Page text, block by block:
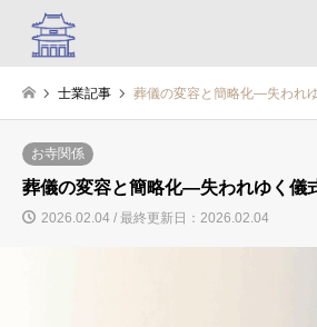
士業記事 葬儀の変容と簡略化―失われ
お寺関係
葬儀の変容と簡略化―失われゆく儀
2026.02.04 / 最終更新日：2026.02.04